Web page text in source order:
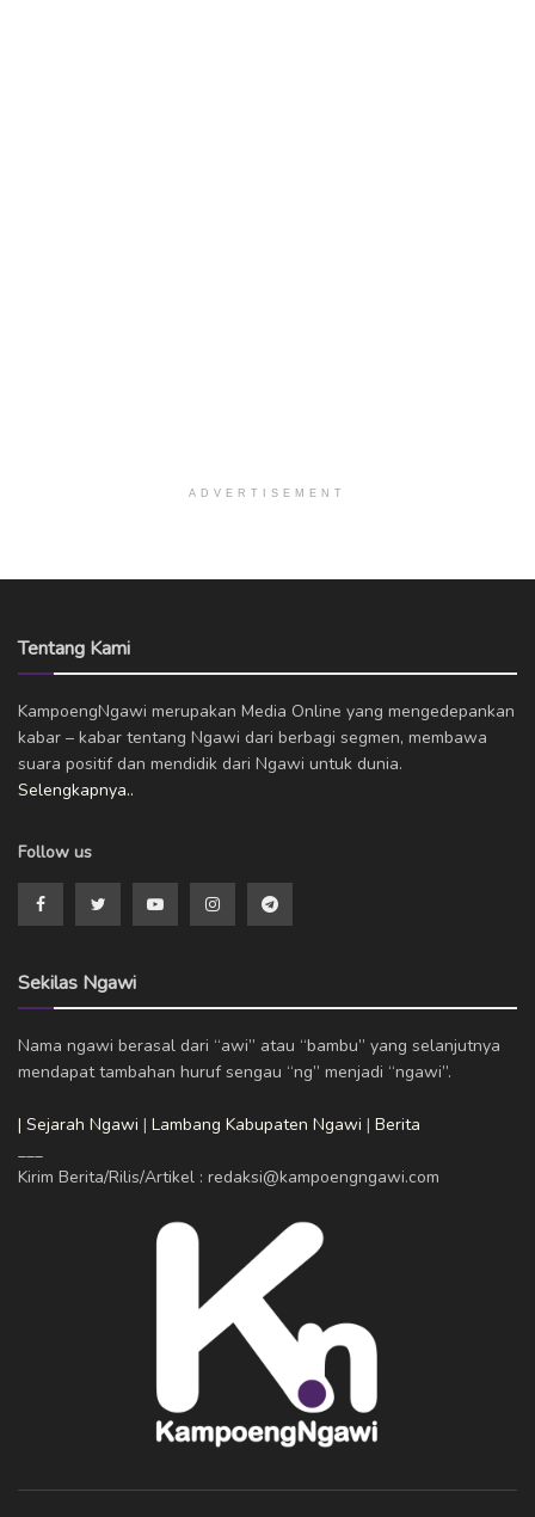
ADVERTISEMENT
Tentang Kami
KampoengNgawi merupakan Media Online yang mengedepankan
kabar – kabar tentang Ngawi dari berbagi segmen, membawa
suara positif dan mendidik dari Ngawi untuk dunia.
Selengkapnya..
Follow us
Sekilas Ngawi
Nama ngawi berasal dari “awi” atau “bambu” yang selanjutnya
mendapat tambahan huruf sengau “ng” menjadi “ngawi”.
| Sejarah Ngawi | Lambang Kabupaten Ngawi | Berita
___
Kirim Berita/Rilis/Artikel : redaksi@kampoengngawi.com